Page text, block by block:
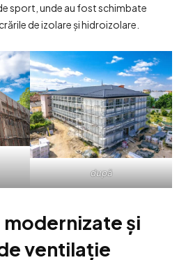
sport, unde au fost schimbate
de izolare și hidroizolare.
după
modernizate și
ventilație